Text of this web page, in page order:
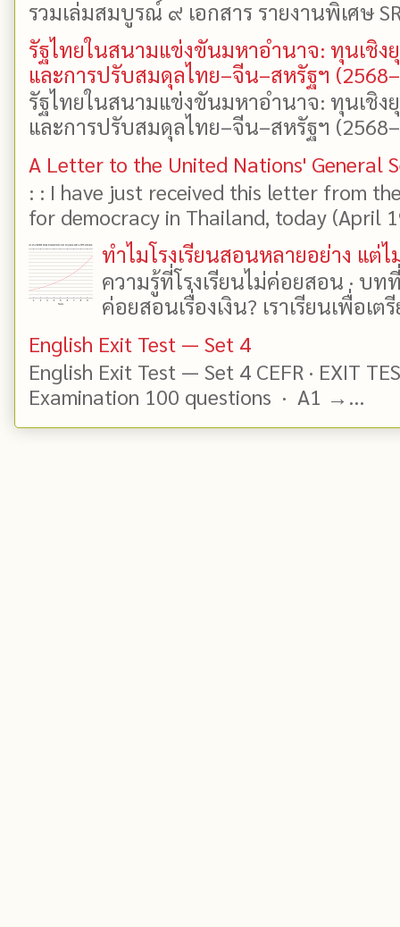
รวมเล่มสมบูรณ์ ๙ เอกสาร รายงานพิเศษ
รัฐไทยในสนามแข่งขันมหาอำนาจ: ทุนเชิง
และการปรับสมดุลไทย–จีน–สหรัฐฯ
รัฐไทยในสนามแข่งขันมหาอำนาจ: ทุนเชิง
และการปรับสมดุลไทย–จีน–สหรัฐฯ
A Letter to the United Nations' General
: : I have just received this letter from
for democracy in Thailand, today (April
ทำไมโรงเรียนสอนหลายอย่าง แต่ไ
ความรู้ที่โรงเรียนไม่ค่อยสอน · บ
ค่อยสอนเรื่องเงิน? เราเรียนเพื่อเต
English Exit Test — Set 4
English Exit Test — Set 4 CEFR · EXIT
Examination 100 questions · A1 →...